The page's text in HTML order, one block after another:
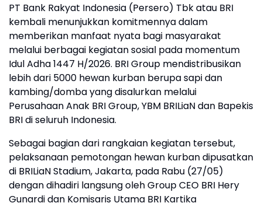
PT Bank Rakyat Indonesia (Persero) Tbk atau BRI
kembali menunjukkan komitmennya dalam
memberikan manfaat nyata bagi masyarakat
melalui berbagai kegiatan sosial pada momentum
Idul Adha 1447 H/2026. BRI Group mendistribusikan
lebih dari 5000 hewan kurban berupa sapi dan
kambing/domba yang disalurkan melalui
Perusahaan Anak BRI Group, YBM BRILiaN dan Bapekis
BRI di seluruh Indonesia.
Sebagai bagian dari rangkaian kegiatan tersebut,
pelaksanaan pemotongan hewan kurban dipusatkan
di BRILiaN Stadium, Jakarta, pada Rabu (27/05)
dengan dihadiri langsung oleh Group CEO BRI Hery
Gunardi dan Komisaris Utama BRI Kartika